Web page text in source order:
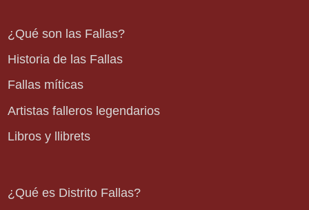
¿Qué son las Fallas?
Historia de las Fallas
Fallas míticas
Artistas falleros legendarios
Libros y llibrets
¿Qué es Distrito Fallas?